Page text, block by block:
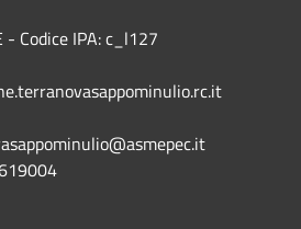
- Codice IPA: c_l127